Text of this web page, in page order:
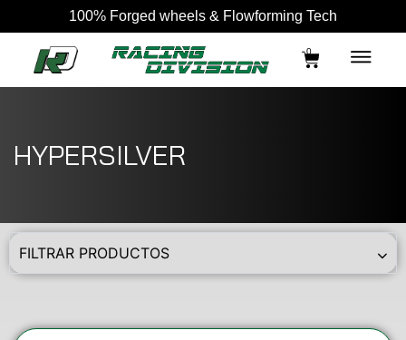
100% Forged wheels & Flowforming Tech
0
HYPERSILVER
FILTRAR PRODUCTOS